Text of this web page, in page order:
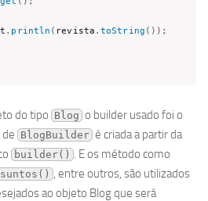
. println ( revista .toString ( ) ) ;
do tipo Blog o builder usado foi o
de BlogBuilder é criada a partir da
builder() . E os método como
, entre outros, são utilizados
ao objeto Blog que será